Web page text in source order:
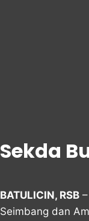
Sekda
BATULICIN, RSB
Seimbang dan